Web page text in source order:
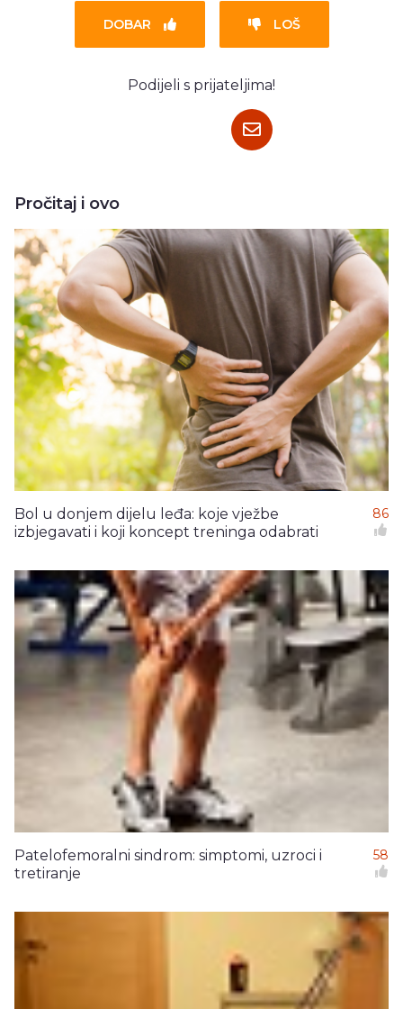
DOBAR LOŠ
Podijeli s prijateljima!
Pročitaj i ovo
Bol u donjem dijelu leđa: koje vježbe
izbjegavati i koji koncept treninga odabrati
86
Patelofemoralni sindrom: simptomi, uzroci i
tretiranje
58